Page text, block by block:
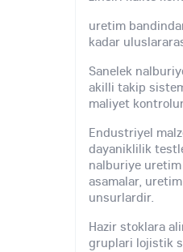
uretim
kadar
Sanelek
akilli takip
maliyet
Endustriyel
dayaniklilik
nalburiye
asamalar,
unsurlardir.
Hazir stoklara
gruplari lojistik